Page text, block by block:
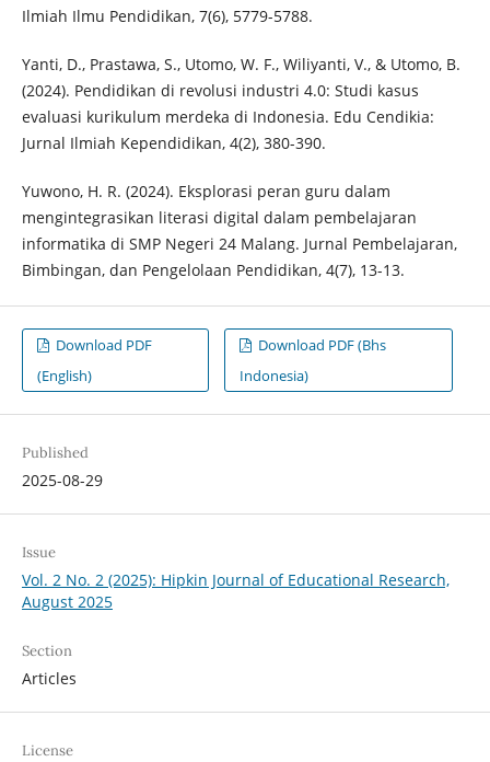
Ilmiah Ilmu Pendidikan, 7(6), 5779-5788.
Yanti, D., Prastawa, S., Utomo, W. F., Wiliyanti, V., & Utomo, B.
(2024). Pendidikan di revolusi industri 4.0: Studi kasus
evaluasi kurikulum merdeka di Indonesia. Edu Cendikia:
Jurnal Ilmiah Kependidikan, 4(2), 380-390.
Yuwono, H. R. (2024). Eksplorasi peran guru dalam
mengintegrasikan literasi digital dalam pembelajaran
informatika di SMP Negeri 24 Malang. Jurnal Pembelajaran,
Bimbingan, dan Pengelolaan Pendidikan, 4(7), 13-13.
Download PDF
(English)
Download PDF (Bhs
Indonesia)
Published
2025-08-29
Issue
Vol. 2 No. 2 (2025): Hipkin Journal of Educational Research,
August 2025
Section
Articles
License